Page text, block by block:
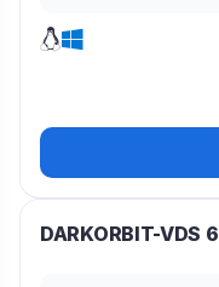
DARKORBIT-VDS 6